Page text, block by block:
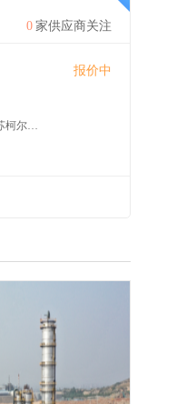
0 家供应商关注
报价中
新疆维吾尔自治区克孜勒苏柯尔克孜自治州